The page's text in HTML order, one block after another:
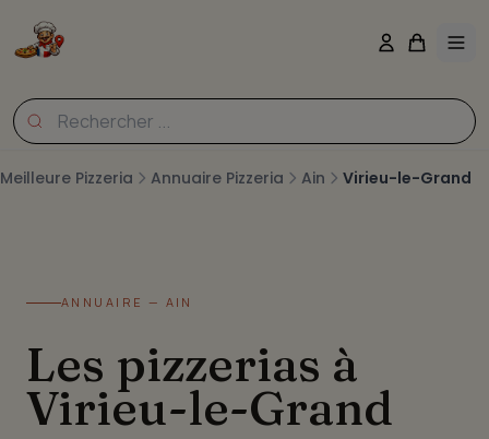
Meilleure Pizzeria Annuaire Pizzeria Ain Virieu-le-Grand
ANNUAIRE — AIN
Les pizzerias à
Virieu-le-Grand